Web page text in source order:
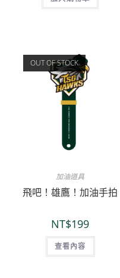
OUT OF STOCK
加油道具
飛吧！雄鷹！加油手拍
NT$199
查看內容